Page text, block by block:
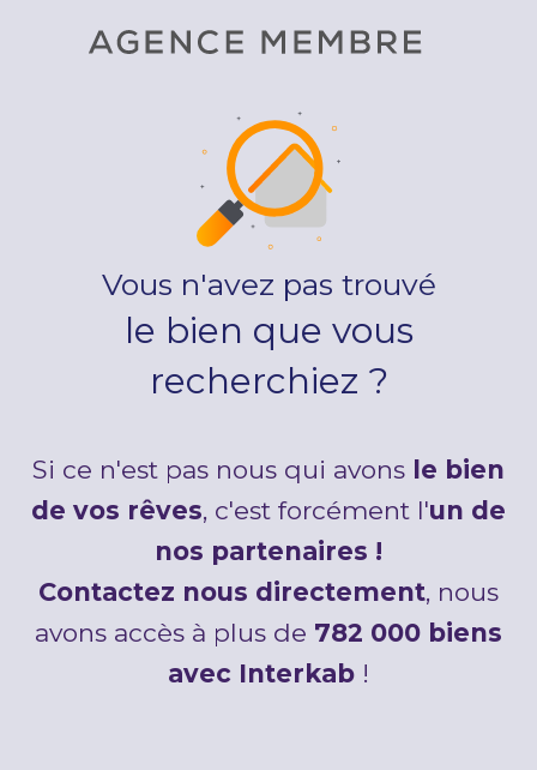
Vous n'avez pas trouvé
le bien que vous
recherchiez ?
Si ce n'est pas nous qui avons le bien
de vos rêves, c'est forcément l'un de
nos partenaires !
Contactez nous directement, nous
avons accès à plus de 782 000 biens
avec Interkab !